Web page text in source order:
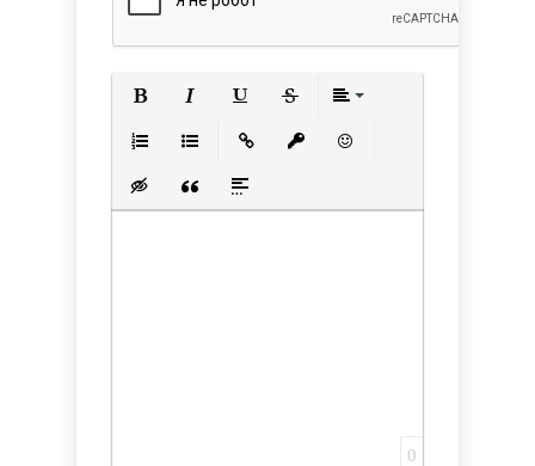
Вставка скрытого текста
Вставка цитаты
Вставка спойлера
0